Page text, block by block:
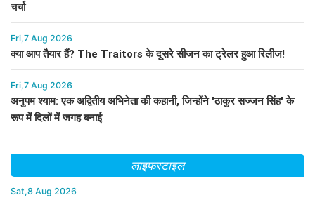
चर्चा
Fri,7 Aug 2026
क्या आप तैयार हैं? The Traitors के दूसरे सीजन का ट्रेलर हुआ रिलीज!
Fri,7 Aug 2026
अनुपम श्याम: एक अद्वितीय अभिनेता की कहानी, जिन्होंने 'ठाकुर सज्जन सिंह' के
रूप में दिलों में जगह बनाई
लाइफस्टाइल
Sat,8 Aug 2026